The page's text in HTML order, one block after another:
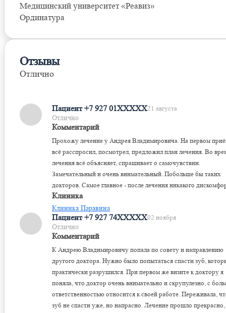
Медицинский университет «Реавиз»
Ординатура
Отзывы
Отлично
Пациент +7 927 01XXXXX21 августа
Отлично
Комментарий
Прохожу лечение у Андрея Владимировича. На первом
всё расспросил, посмотрел, предложил план лечения. Во
лечения всё объясняет, спрашивает о самочувствии.
Замечательный и очень внимательный. Побольше бы таких
докторов. Самое главное - после лечения никакого
Клиника
Клиника Паравина
Пациент +7 927 74XXXXX02 ноября
Отлично
Комментарий
К Андрею Владимировичу попала по совету и направлению
другого доктора. Нужно было попытаться спасти зуб,
практически разрушился. При первом же визите к доктору я
поняла, что доктор очень внимательно и скрупулезно, с
ответственностью относится к своей работе. Переживала,
зуб не спасти уже, но напрасно. Лечение прошло прекрасно,